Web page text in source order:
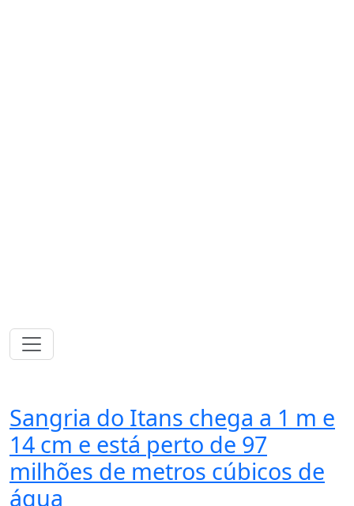
Sangria do Itans chega a 1 m e
14 cm e está perto de 97
milhões de metros cúbicos de
água